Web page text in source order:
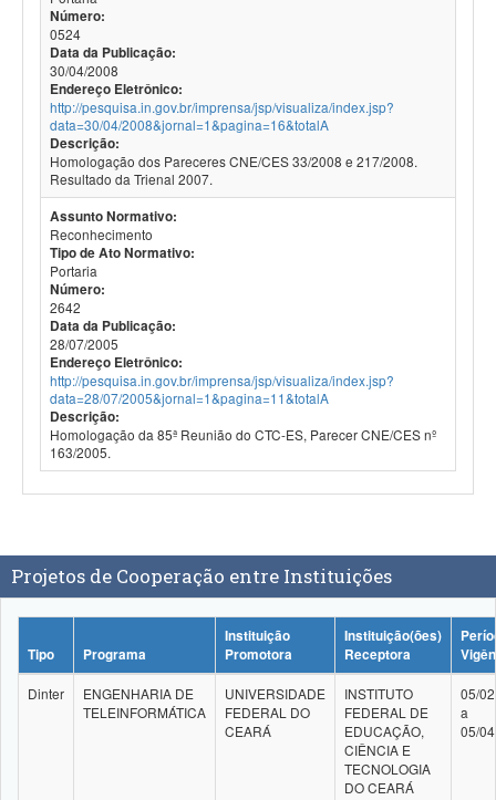
Número:
0524
Data da Publicação:
30/04/2008
Endereço Eletrônico:
http://pesquisa.in.gov.br/imprensa/jsp/visualiza/index.jsp?
data=30/04/2008&jornal=1&pagina=16&totalA
Descrição:
Homologação dos Pareceres CNE/CES 33/2008 e 217/2008.
Resultado da Trienal 2007.
Assunto Normativo:
Reconhecimento
Tipo de Ato Normativo:
Portaria
Número:
2642
Data da Publicação:
28/07/2005
Endereço Eletrônico:
http://pesquisa.in.gov.br/imprensa/jsp/visualiza/index.jsp?
data=28/07/2005&jornal=1&pagina=11&totalA
Descrição:
Homologação da 85ª Reunião do CTC-ES, Parecer CNE/CES nº
163/2005.
Projetos de Cooperação entre Instituições
Tipo Programa
Instituição
Promotora
Instituição(ões)
Receptora
Dinter
ENGENHARIA DE
TELEINFORMÁTICA
UNIVERSIDADE
FEDERAL DO
CEARÁ
INSTITUTO
FEDERAL DE
EDUCAÇÃO,
CIÊNCIA E
TECNOLOGIA
DO CEARÁ
05/
a
05/